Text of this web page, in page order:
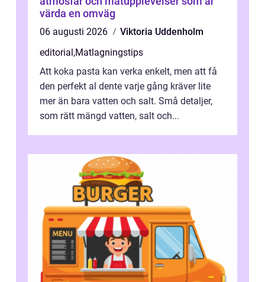
värda en omväg
06 augusti 2026
Viktoria Uddenholm
editorial,Matlagningstips
Att koka pasta kan verka enkelt, men att få
den perfekt al dente varje gång kräver lite
mer än bara vatten och salt. Små detaljer,
som rätt mängd vatten, salt och...